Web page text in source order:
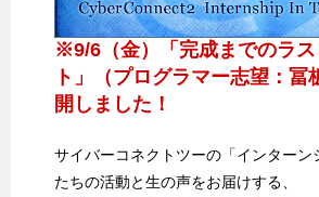
※9/6（金）「完成までのラ
ト」（プログラマー志望：冨
開しました！
サイバーコネクトツーの「インターン
たちの活動と生の声をお届けする、